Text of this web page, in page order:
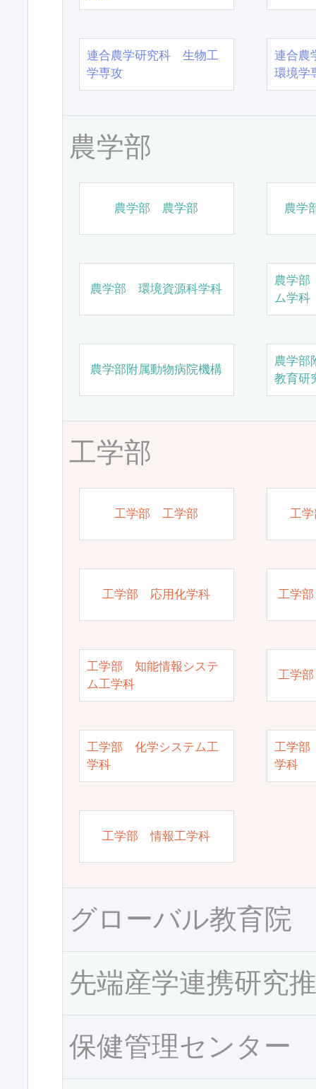
連合農学研究科 生物工
学専攻
連合農
環境学
農学部
農学部 農学部 農学
農学部 環境資源科学科
農学
ム学科
農学部附属動物病院機構
農学部
教育研
工学部
工学部 工学部 工
工学部 応用化学科 工学
工学部 知能情報システ
ム工学科
工学
工学部 化学システム工
学科
工学部
学科
工学部 情報工学科
グローバル教育院
先端産学連携研究
保健管理センター